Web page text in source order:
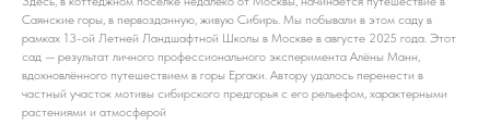
Саянские горы, в первозданную, живую Сибирь. Мы побывали в этом саду в
рамках 13-ой Летней Ландшафтной Школы в Москве в августе 2025 года. Этот
сад — результат личного профессионального эксперимента Алёны Манн,
вдохновлённого путешествием в горы Ергаки. Автору удалось перенести в
частный участок мотивы сибирского предгорья с его рельефом, характерными
растениями и атмосферой